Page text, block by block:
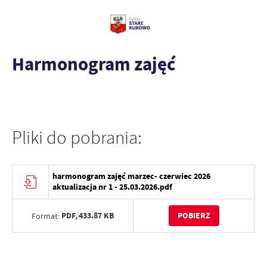
Harmonogram zajęć
Pliki do pobrania:
harmonogram zajęć marzec- czerwiec 2026
aktualizacja nr 1 - 25.03.2026.pdf
Format: PDF,433.87 KB POBIERZ